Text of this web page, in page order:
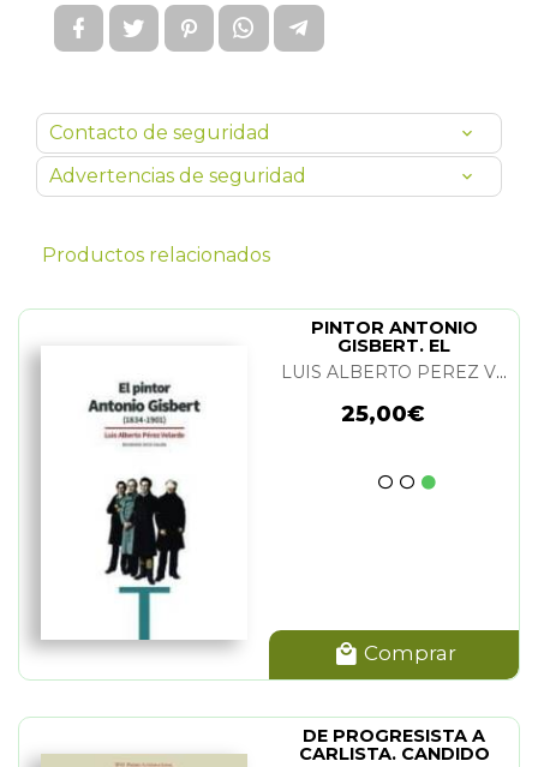
Contacto de seguridad
Advertencias de seguridad
Productos relacionados
PINTOR ANTONIO
GISBERT. EL
LUIS ALBERTO PEREZ VELARDE
25,00€
Comprar
DE PROGRESISTA A
CARLISTA. CANDIDO